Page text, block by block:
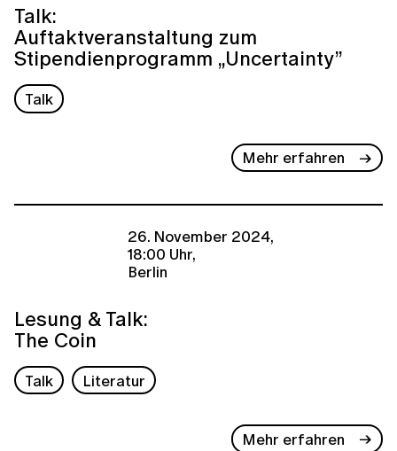
Talk:
Auftaktveranstaltung zum
Stipendienprogramm „Uncertainty”
Talk
Mehr erfahren
26. November 2024,
18:00 Uhr,
Berlin
Lesung & Talk:
The Coin
Talk Literatur
Mehr erfahren